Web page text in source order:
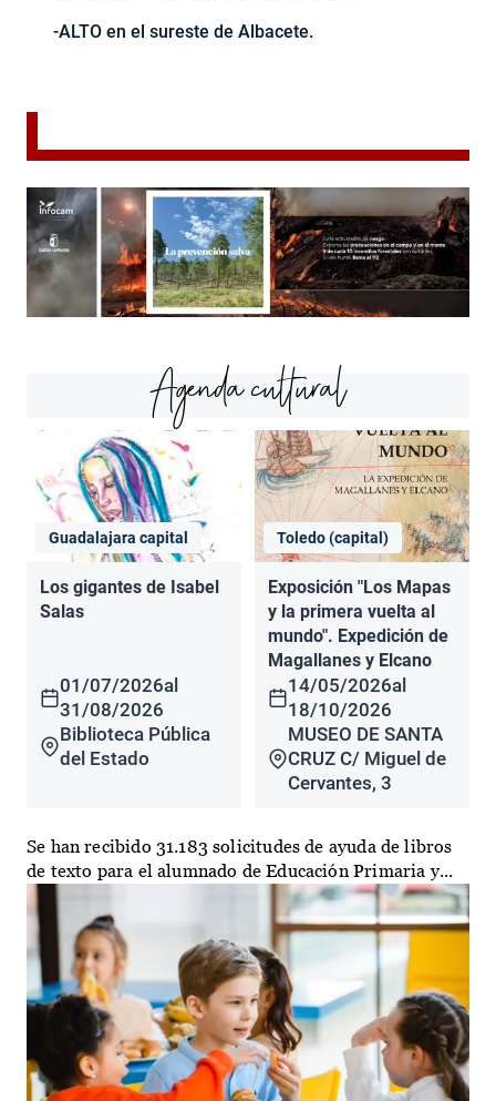
-ALTO en el sureste de Albacete.
Agenda cultural
Guadalajara capital
Los gigantes de Isabel
Salas
01/07/2026al
31/08/2026
Biblioteca Pública
del Estado
Toledo (capital)
Exposición "Los Mapas
y la primera vuelta al
mundo". Expedición de
Magallanes y Elcano
14/05/2026al
18/10/2026
MUSEO DE SANTA
CRUZ C/ Miguel de
Cervantes, 3
Se han recibido 31.183 solicitudes de ayuda de libros
de texto para el alumnado de Educación Primaria y...